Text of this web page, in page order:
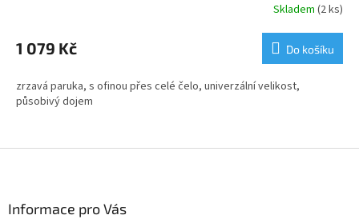
Skladem (2 ks)
1 079 Kč Do košíku
zrzavá paruka, s ofinou přes celé čelo, univerzální velikost,
působivý dojem
Informace pro Vás